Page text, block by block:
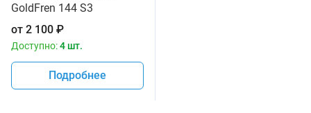
GoldFren 144 S3
от 2 100 ₽
Доступно:4 шт.
Подробнее